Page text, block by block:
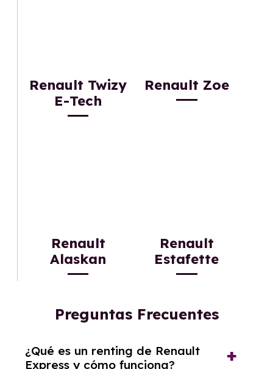
Renault Twizy
E-Tech
Renault Zoe
Renault
Alaskan
Renault
Estafette
Preguntas Frecuentes
¿Qué es un renting de Renault
Express y cómo funciona?